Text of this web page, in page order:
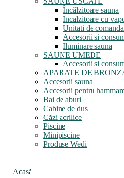
Încălzitoare sauna
Incalzitoare cu
Unitati de
Accesorii si
Iluminare sauna
SAUNE UMEDE
Accesorii si
APARATE DE
Accesorii sauna
Accesorii pentru
Bai de aburi
Cabine de dus
Căzi acrilice
Piscine
Minipiscine
Produse Wedi
Acasă